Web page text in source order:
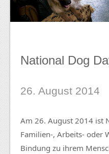
National Dog
26. August 2014
Am 26. August 2014 ist
Familien-, Arbeits- oder
Bindung zu ihrem